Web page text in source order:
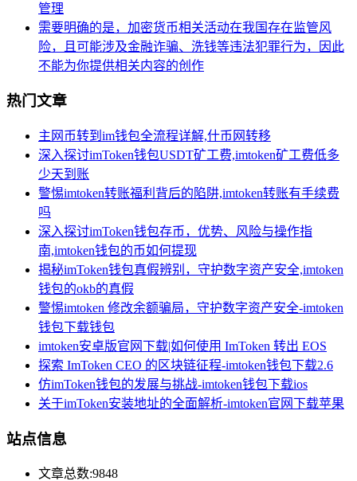
管理
需要明确的是，加密货币相关活动在我国存在监管风
险，且可能涉及金融诈骗、洗钱等违法犯罪行为，因此
不能为你提供相关内容的创作
热门文章
主网币转到im钱包全流程详解,什币网转移
深入探讨imToken钱包USDT矿工费,imtoken矿工费低多
少天到账
警惕imtoken转账福利背后的陷阱,imtoken转账有手续费
吗
深入探讨imToken钱包存币，优势、风险与操作指
南,imtoken钱包的币如何提现
揭秘imToken钱包真假辨别，守护数字资产安全,imtoken
钱包的okb的真假
警惕imtoken 修改余额骗局，守护数字资产安全-imtoken
钱包下载钱包
imtoken安卓版官网下载|如何使用 ImToken 转出 EOS
探索 ImToken CEO 的区块链征程-imtoken钱包下载2.6
仿imToken钱包的发展与挑战-imtoken钱包下载ios
关于imToken安装地址的全面解析-imtoken官网下载苹果
站点信息
文章总数:9848